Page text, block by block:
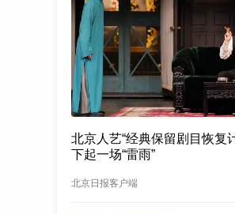
北京人艺“经典保留剧目恢复
下起一场“雷雨”
北京日报客户端